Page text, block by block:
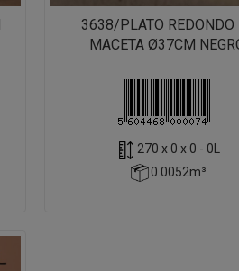
3638/PLATO
MACETA Ø37CM
270 x 0 x 0 - 0L
0.0052m³